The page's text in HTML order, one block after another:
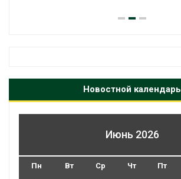
Новостной календарь
Июнь 2026
Пн Вт Ср Чт Пт